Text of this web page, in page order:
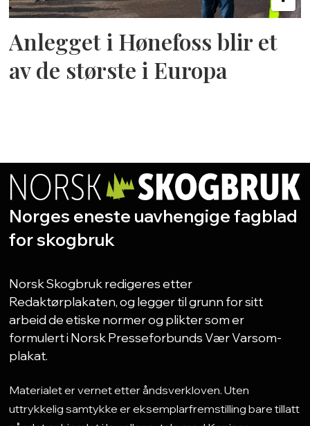
Anlegget i Hønefoss blir et
av de største i Europa
Norges eneste uavhengige fagblad
for skogbruk
Norsk Skogbruk redigeres etter
Redaktørplakaten, og legger til grunn for sitt
arbeid de etiske normer og plikter som er
formulert i Norsk Presseforbunds Vær Varsom-
plakat.
Materialet er vernet etter åndsverkloven. Uten
uttrykkelig samtykke er eksemplarfremstilling bare tillatt